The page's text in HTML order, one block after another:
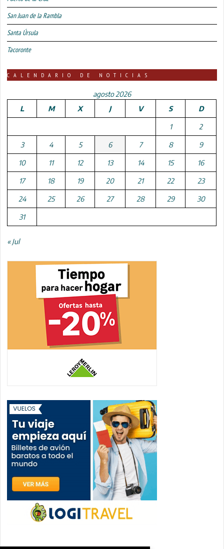
San Juan de la Rambla
Santa Úrsula
Tacoronte
CALENDARIO DE NOTICIAS
agosto 2026
L
M X J V S D
1 2
3 4 5 6 7 8 9
10 11 12 13 14 15 16
17 18 19 20 21 22 23
24 25 26 27 28 29 30
31
« Jul